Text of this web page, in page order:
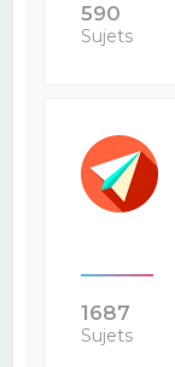
590
Sujets
1687
Sujets